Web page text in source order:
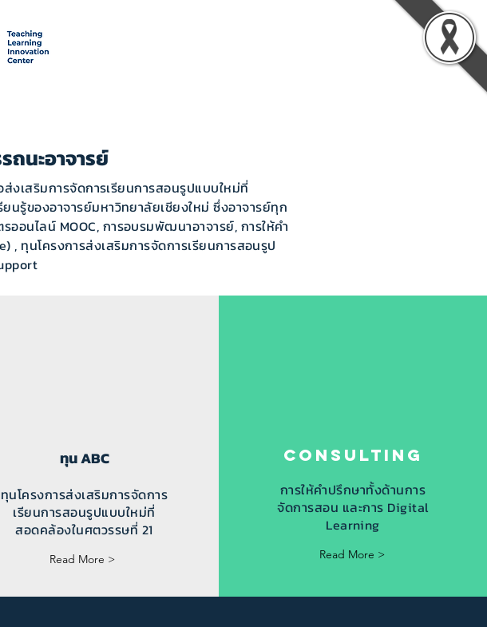
นะอาจารย์
เสริมการจัดการเรียนการสอนรูปแบบใหม่ที่
นรู้ของอาจารย์มหาวิทยาลัยเชียงใหม่ ซึ่งอาจารย์ทุก
อนไลน์ MOOC, การอบรมพัฒนาอาจารย์, การให้คำ
ทุนโครงการส่งเสริมการจัดการเรียนการสอนรูป
ทุน ABC
ทุนโครงการส่งเสริมการจัดการ
เรียนการสอนรูปแบบใหม่ที่
สอดคล้องในศตวรรษที่ 21
Read More >
Consulting
การให้คำปรึกษาทั้งด้านการ
จัดการสอน และการ Digital
Learning
Read More >